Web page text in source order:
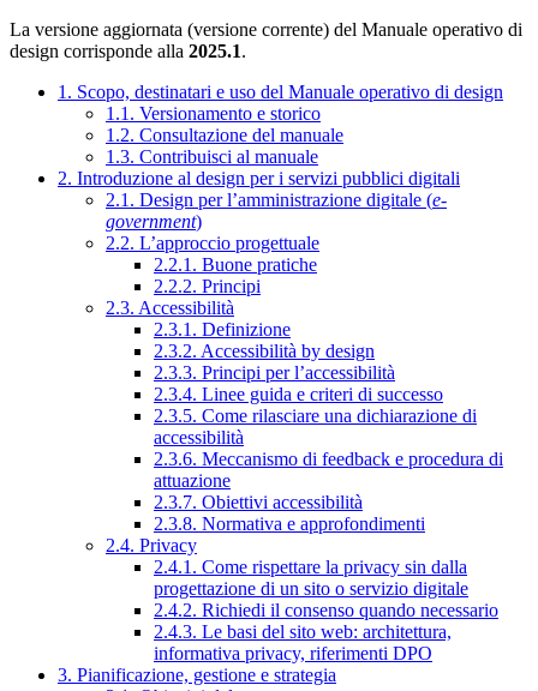
La versione aggiornata (versione corrente) del Manuale operativo di
design corrisponde alla 2025.1.
1. Scopo, destinatari e uso del Manuale operativo di design
1.1. Versionamento e storico
1.2. Consultazione del manuale
1.3. Contribuisci al manuale
2. Introduzione al design per i servizi pubblici digitali
2.1. Design per l’amministrazione digitale (e-
government)
2.2. L’approccio progettuale
2.2.1. Buone pratiche
2.2.2. Principi
2.3. Accessibilità
2.3.1. Definizione
2.3.2. Accessibilità by design
2.3.3. Principi per l’accessibilità
2.3.4. Linee guida e criteri di successo
2.3.5. Come rilasciare una dichiarazione di
accessibilità
2.3.6. Meccanismo di feedback e procedura di
attuazione
2.3.7. Obiettivi accessibilità
2.3.8. Normativa e approfondimenti
2.4. Privacy
2.4.1. Come rispettare la privacy sin dalla
progettazione di un sito o servizio digitale
2.4.2. Richiedi il consenso quando necessario
2.4.3. Le basi del sito web: architettura,
informativa privacy, riferimenti DPO
3. Pianificazione, gestione e strategia